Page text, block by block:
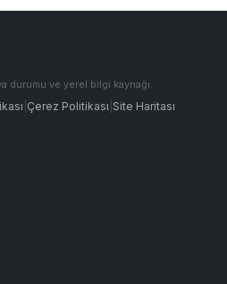
durumu ve yerel bilgi kaynağı.
Çerez Politikası Site Haritası